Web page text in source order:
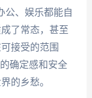
公、娱乐都能自
了常态，甚至
接受的范围
确定感和安全
的乡愁。